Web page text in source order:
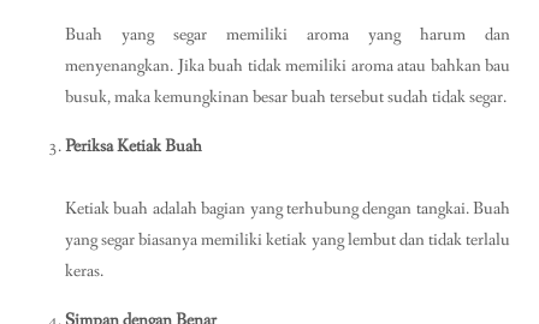
Buah yang segar memiliki aroma yang harum dan
menyenangkan. Jika buah tidak memiliki aroma atau bahkan bau
busuk, maka kemungkinan besar buah tersebut sudah tidak segar.
Periksa Ketiak Buah
Ketiak buah adalah bagian yang terhubung dengan tangkai. Buah
yang segar biasanya memiliki ketiak yang lembut dan tidak terlalu
keras.